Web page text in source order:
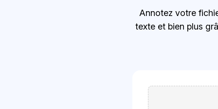
Annotez votre
texte et bien plus